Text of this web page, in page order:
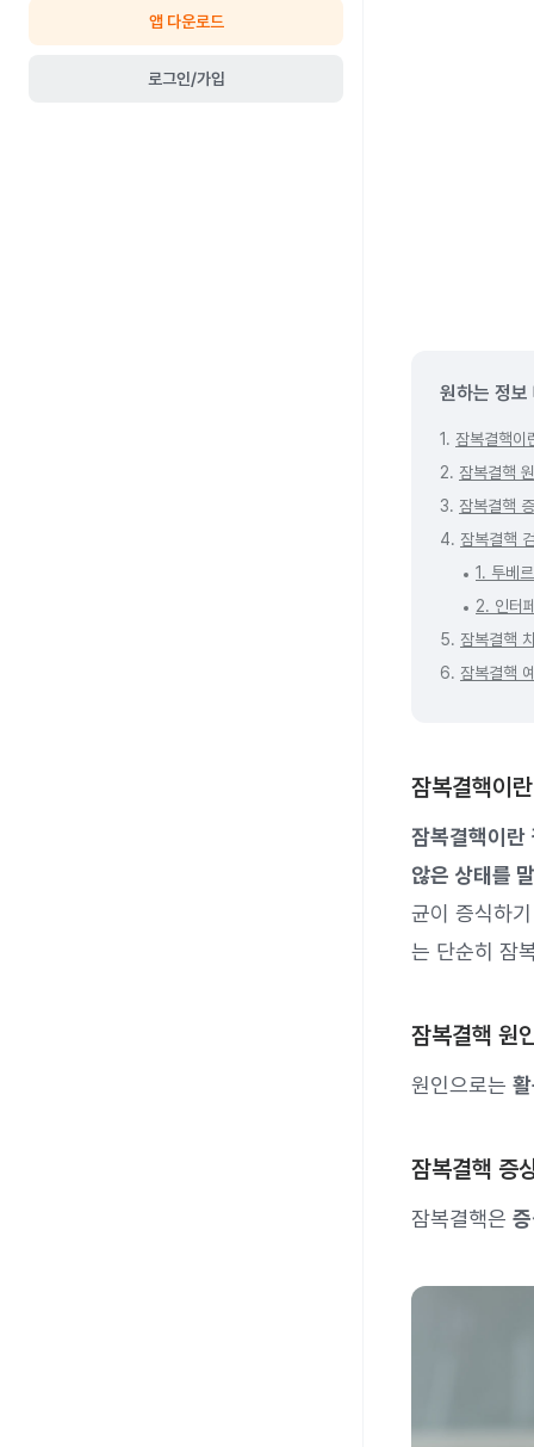
앱 다운로드
로그인/가입
원하는 정보
1. 잠복결핵이
2. 잠복결핵
3. 잠복결핵
4. 잠복결핵
1. 투베
2. 인터
5. 잠복결핵
6. 잠복결핵
잠복결핵이
잠복결핵이란
않은 상태를
균이 증식하
는 단순히 잠
잠복결핵 원
원인으로는
잠복결핵 증
잠복결핵은